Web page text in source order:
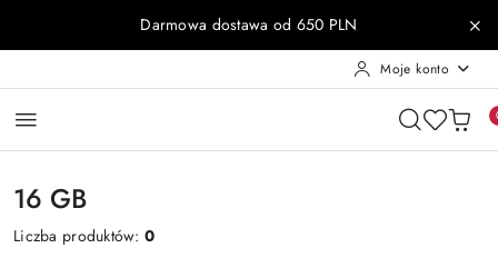
Przejdź do treści głównej
Przejdź do wyszukiwarki
Przejdź do moje konto
Przejdź do menu głównego
Przejdź do stopkiDarmowa dostawa od 650 PLN
Moje konto
16 GB
Liczba produktów:0